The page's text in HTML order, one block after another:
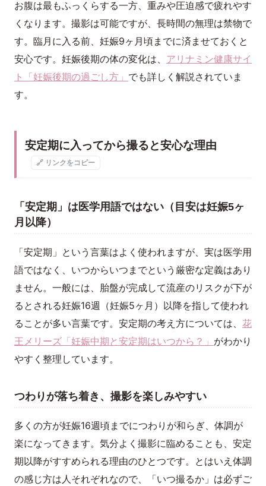
お腹は最もふっくらする一方、重みや圧迫感で疲れやす
くなります。撮影は可能ですが、長時間の無理は禁物で
す。臨月に入る前、妊娠9ヶ月頃までに済ませておくと
安心です。妊娠後期の体の変化は、 アリナミン健康サイ
ト「妊娠後期の過ごし方」 でも詳しく解説されていま
す。
安定期に入ってから撮ると安心な理由
🔗 リンクをコピー
「安定期」は医学用語ではない（目安は妊娠5ヶ
月以降）
「安定期」という言葉はよく使われますが、実は医学用
語ではなく、いつからいつまでという厳密な定義はあり
ません。一般には、胎盤が完成して流産のリスクが下が
るとされる妊娠16週（妊娠5ヶ月）以降を指して使われ
ることが多い言葉です。安定期の考え方については、 花
王メリーズ「妊娠中期と安定期はいつから？」 がわかり
やすく整理しています。
つわりが落ち着き、撮影を楽しみやすい
多くの方が妊娠16週頃までにつわりが和らぎ、体調が
楽になってきます。気分よく撮影に臨めることも、安定
期以降がすすめられる理由のひとつです。とはいえ体調
の感じ方は人それぞれなので、「いつ撮るか」は必ずご